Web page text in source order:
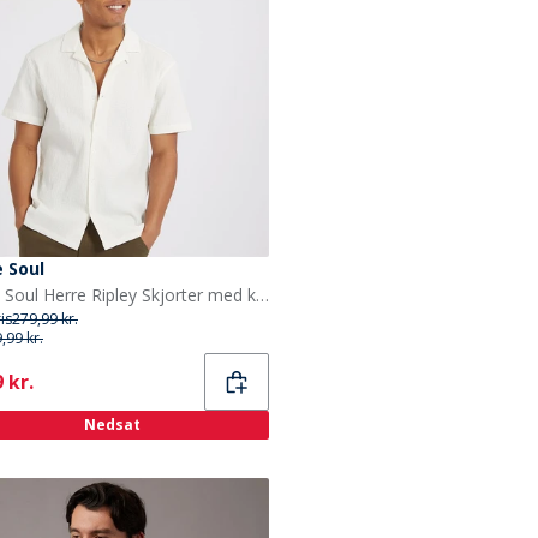
Soul
Brave Soul Herre Ripley Skjorter med korte ærmer Hvid
279,99 kr.
kr.
kr.
Nedsat